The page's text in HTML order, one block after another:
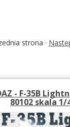
strona ·
- F-35B
80102 skala 1/